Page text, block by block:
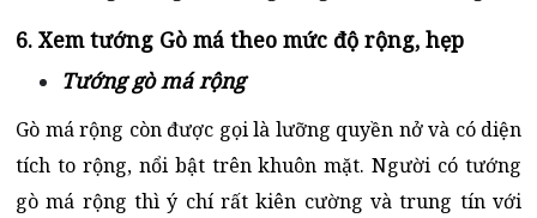
6. Xem tướng Gò má theo mức độ rộng, hẹp
Tướng gò má rộng
Gò má rộng còn được gọi là lưỡng quyền nở và có diện
tích to rộng, nổi bật trên khuôn mặt. Người có tướng
gò má rộng thì ý chí rất kiên cường và trung tín với